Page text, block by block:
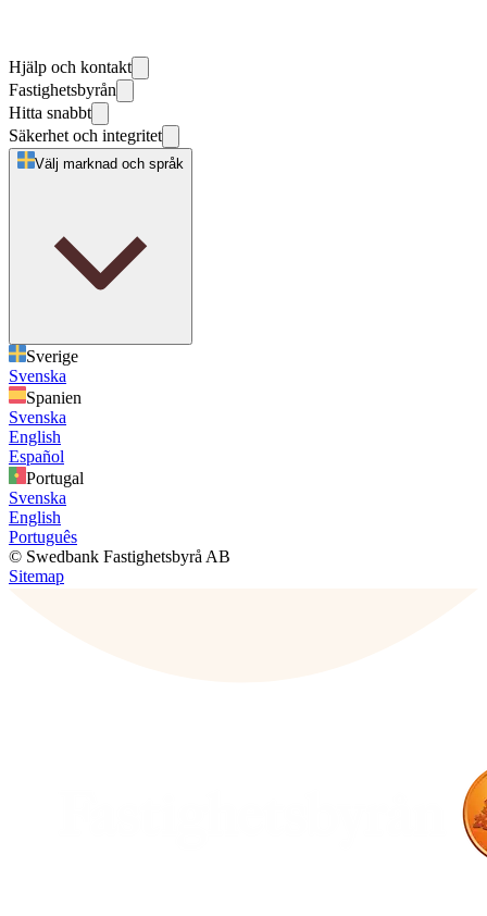
Hjälp och kontakt
Fastighetsbyrån
Hitta snabbt
Säkerhet och integritet
Välj marknad och språk
Sverige
Svenska
Spanien
Svenska
English
Español
Portugal
Svenska
English
Português
© Swedbank Fastighetsbyrå AB
Sitemap